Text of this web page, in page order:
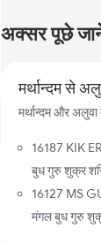
अक्सर पूछे
मर्थान्दम से
मर्थान्दम और
16187 KIK
बुध गुरु शुक्र
16127 MS
मंगल बुध गुरु